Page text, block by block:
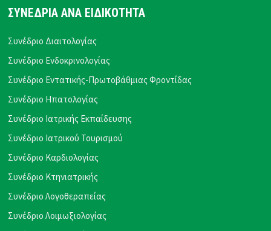
ΣΥΝΕΔΡΙΑ ΑΝΑ ΕΙΔΙΚΟΤΗΤΑ
Συνέδριο Διαιτολογίας
Συνέδριο Ενδοκρινολογίας
Συνέδριο Εντατικής-Πρωτοβάθμιας Φροντίδας
Συνέδριο Ηπατολογίας
Συνέδριο Ιατρικής Εκπαίδευσης
Συνέδριο Ιατρικού Τουρισμού
Συνέδριο Καρδιολογίας
Συνέδριο Κτηνιατρικής
Συνέδριο Λογοθεραπείας
Συνέδριο Λοιμωξιολογίας